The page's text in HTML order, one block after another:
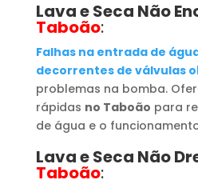
Lava e Seca Não
Taboão:
Falhas na entrada de
decorrentes de válvulas
problemas na bomba.
rápidas no Taboão para
de água e o
Lava e Seca Não
Taboão: